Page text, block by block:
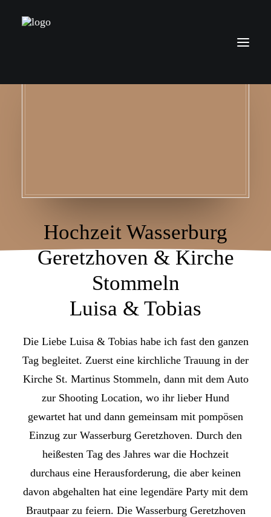
Hochzeit Wasserburg
Geretzhoven & Kirche
Stommeln
Luisa & Tobias
Die Liebe Luisa & Tobias habe ich fast den ganzen
Tag begleitet. Zuerst eine kirchliche Trauung in der
Kirche St. Martinus Stommeln, dann mit dem Auto
zur Shooting Location, wo ihr lieber Hund
gewartet hat und dann gemeinsam mit pompösen
Einzug zur Wasserburg Geretzhoven. Durch den
heißesten Tag des Jahres war die Hochzeit
durchaus eine Herausforderung, die aber keinen
davon abgehalten hat eine legendäre Party mit dem
Brautpaar zu feiern. Die Wasserburg Geretzhoven